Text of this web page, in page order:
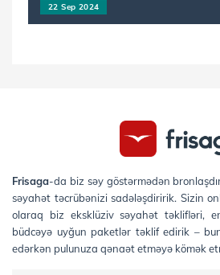
22 Sep 2024
Frisaga-da biz səy göstərmədən
səyahət təcrübənizi sadələşdiririk. Sizin
olaraq biz eksklüziv səyahət təklifləri,
büdcəyə uyğun paketlər təklif edirik –
edərkən pulunuza qənaət etməyə kömək